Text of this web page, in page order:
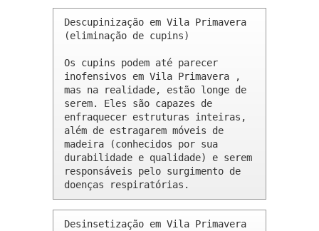
Descupinização em Vila Primavera
(eliminação de cupins)
Os cupins podem até parecer
inofensivos em Vila Primavera ,
mas na realidade, estão longe de
serem. Eles são capazes de
enfraquecer estruturas inteiras,
além de estragarem móveis de
madeira (conhecidos por sua
durabilidade e qualidade) e serem
responsáveis pelo surgimento de
doenças respiratórias.
Desinsetização em Vila Primavera